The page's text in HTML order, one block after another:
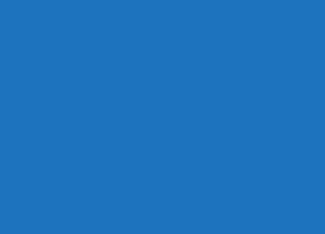
เด็จพระเจ้าอยู่หัว
สุขภาพ